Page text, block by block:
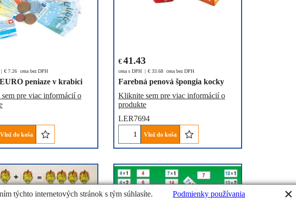
€ 7.26 cena bez DPH
peniaze v krabici
pre viac informácií o
Vlož do koša
€ 41.43
cena s DPH € 33.68 cena bez DPH
Farebná penová špongia kocky
Kliknite sem pre viac informácií o
produkte
LER7694
Vlož do koša
týchto internetových stránok s tým súhlasíte. Podmienky používania